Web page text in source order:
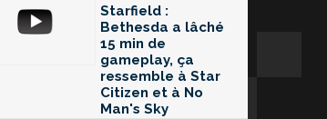
Starfield :
Bethesda a lâché
15 min de
gameplay, ça
ressemble à Star
Citizen et à No
Man's Sky